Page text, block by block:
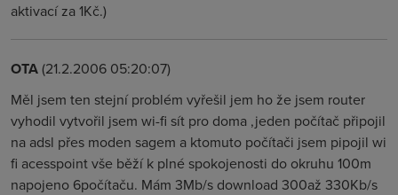
aktivací za 1Kč.)
OTA(21.2.2006 05:20:07)
Měl jsem ten stejní problém vyřešil jem ho že jsem router
vyhodil vytvořil jsem wi-fi sít pro doma ,jeden počítač připojil
na adsl přes moden sagem a ktomuto počítači jsem pipojil wi
fi acesspoint vše běží k plné spokojenosti do okruhu 100m
napojeno 6počítaču. Mám 3Mb/s download 300až 330Kb/s